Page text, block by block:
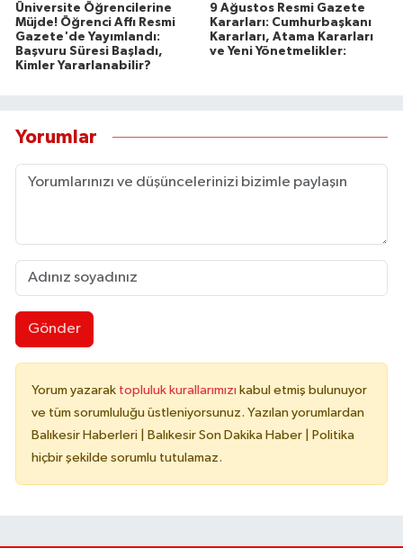
Üniversite Öğrencilerine
Müjde! Öğrenci Affı Resmi
Gazete'de Yayımlandı:
Başvuru Süresi Başladı,
Kimler Yararlanabilir?
9 Ağustos Resmi Gazete
Kararları: Cumhurbaşkanı
Kararları, Atama Kararları
ve Yeni Yönetmelikler:
Yorumlar
Gönder
Yorum yazarak topluluk kurallarımızı kabul etmiş bulunuyor
ve tüm sorumluluğu üstleniyorsunuz. Yazılan yorumlardan
Balıkesir Haberleri | Balıkesir Son Dakika Haber | Politika
hiçbir şekilde sorumlu tutulamaz.